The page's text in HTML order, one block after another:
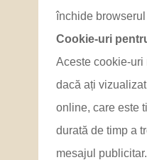
închide
Cookie-uri
Aceste cookie-uri
dacă ați
online, care este
durată de timp a
mesajul